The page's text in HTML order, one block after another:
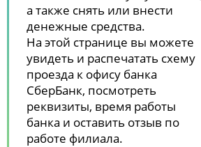
а также снять или внести
денежные средства.
На этой странице вы можете
увидеть и распечатать схему
проезда к офису банка
СберБанк, посмотреть
реквизиты, время работы
банка и оставить отзыв по
работе филиала.